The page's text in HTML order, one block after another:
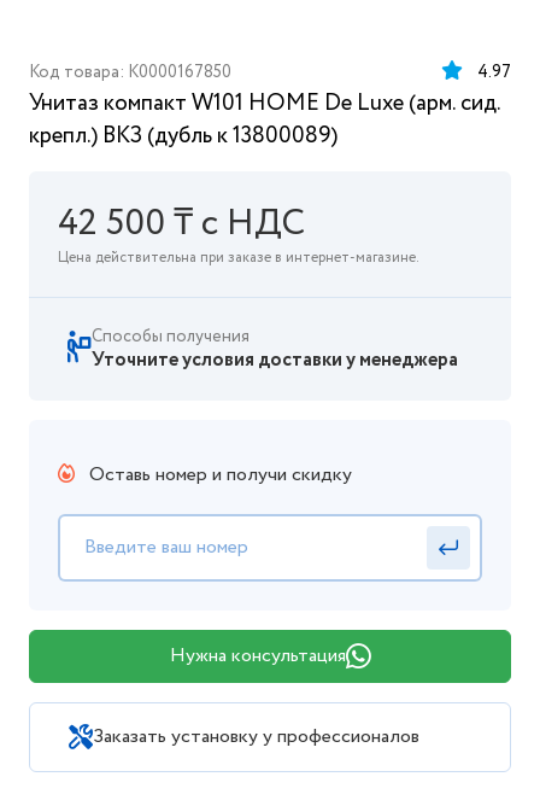
Код товара: K0000167850 4.97
Унитаз компакт W101 HOME De Luxe (арм. сид.
крепл.) ВКЗ (дубль к 13800089)
42 500 ₸ с НДС
Цена действительна при заказе в интернет-магазине.
Способы получения
Уточните условия доставки у менеджера
Оставь номер и получи скидку
Нужна консультация
Заказать установку у профессионалов